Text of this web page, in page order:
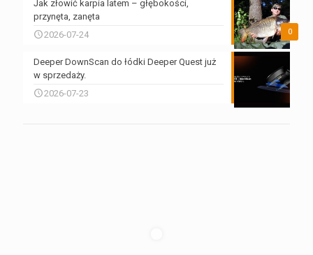
0
Jak złowić karpia latem – głębokości,
przynęta, zanęta
2026-07-24
Deeper DownScan do łódki Deeper Quest już
w sprzedaży.
2026-07-23